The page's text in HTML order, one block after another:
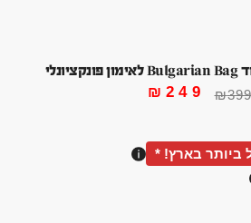
₪399
₪ 249
ביותר בארץ! *